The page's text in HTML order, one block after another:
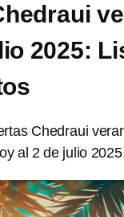
2025:
Chedraui
al 2 de julio